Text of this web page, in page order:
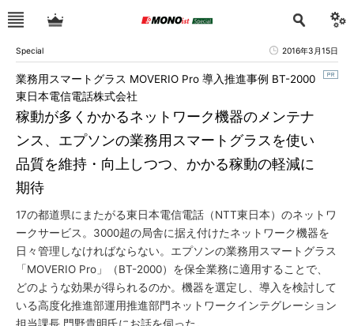
Special 2016年3月15日
稼動が多くかかるネットワーク機器のメンテナ
ンス、エプソンの業務用スマートグラスを使い
品質を維持・向上しつつ、かかる稼動の軽減に
期待
業務用スマートグラス MOVERIO Pro 導入推進事例 BT-2000
東日本電信電話株式会社
17の都道県にまたがる東日本電信電話（NTT東日本）のネットワ
ークサービス。3000超の局舎に据え付けたネットワーク機器を
日々管理しなければならない。エプソンの業務用スマートグラス
「MOVERIO Pro」（BT-2000）を保全業務に適用することで、
どのような効果が得られるのか。機器を選定し、導入を検討して
いる高度化推進部運用推進部門ネットワークインテグレーション